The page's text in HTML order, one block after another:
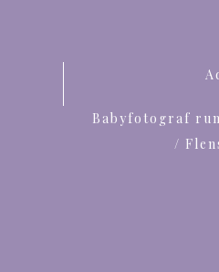
Babyfotograf
/